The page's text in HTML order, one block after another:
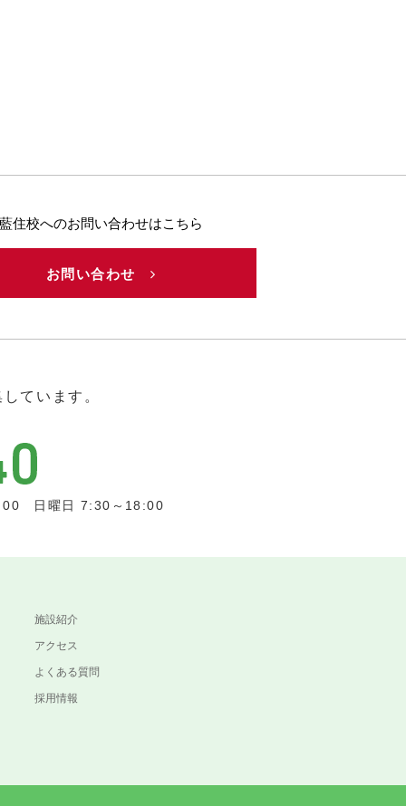
藍住校へのお問い合わせはこちら
お問い合わせ
ています。
00 日曜日 7:30～18:00
施設紹介
アクセス
よくある質問
採用情報